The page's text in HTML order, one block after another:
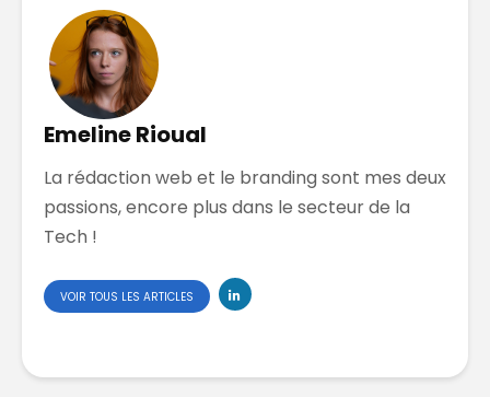
Emeline Rioual
La rédaction web et le branding sont mes deux
passions, encore plus dans le secteur de la
Tech !
VOIR TOUS LES ARTICLES